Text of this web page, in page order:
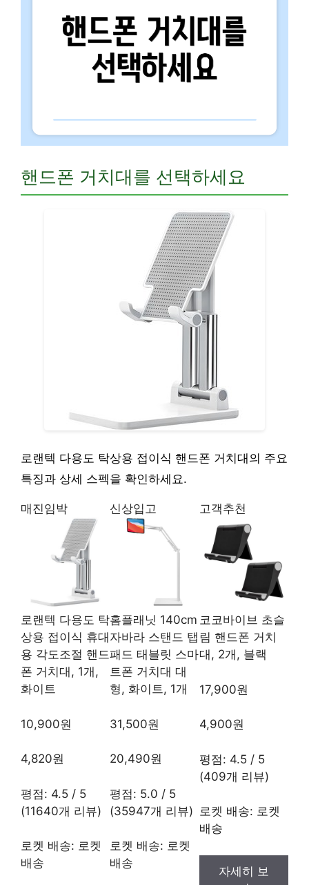
핸드폰 거치대를 선택하세요
로랜텍 다용도 탁상용 접이식 핸드폰 거치대의 주요
특징과 상세 스펙을 확인하세요.
매진임박
로랜텍 다용도 탁
상용 접이식 휴대
용 각도조절 핸드
폰 거치대, 1개,
화이트
10,900원
4,820원
평점: 4.5 / 5
(11640개 리뷰)
로켓 배송: 로켓
배송
신상입고
홈플래닛 140cm
자바라 스탠드 탭
패드 태블릿 스마
트폰 거치대 대
형, 화이트, 1개
31,500원
20,490원
평점: 5.0 / 5
(35947개 리뷰)
로켓 배송: 로켓
배송
고객추천
코코바이브 초슬
림 핸드폰 거치
대, 2개, 블랙
17,900원
4,900원
평점: 4.5 / 5
(409개 리뷰)
로켓 배송: 로켓
배송
자세히 보